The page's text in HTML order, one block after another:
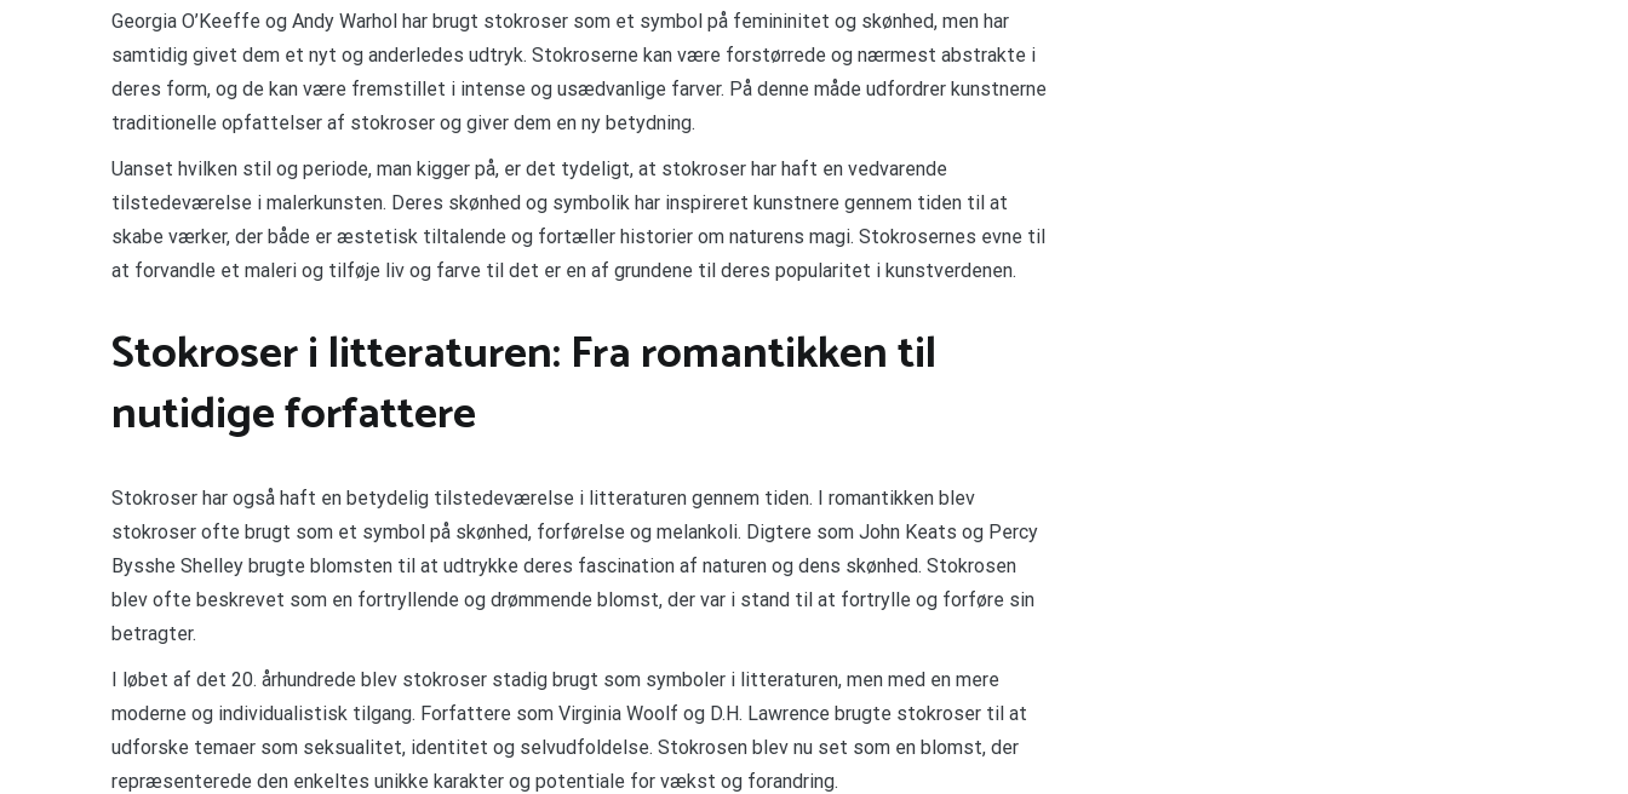
Georgia O’Keeffe og Andy Warhol har brugt stokroser som et symbol på femininitet og skønhed, men har
samtidig givet dem et nyt og anderledes udtryk. Stokroserne kan være forstørrede og nærmest abstrakte i
deres form, og de kan være fremstillet i intense og usædvanlige farver. På denne måde udfordrer kunstnerne
traditionelle opfattelser af stokroser og giver dem en ny betydning.
Uanset hvilken stil og periode, man kigger på, er det tydeligt, at stokroser har haft en vedvarende
tilstedeværelse i malerkunsten. Deres skønhed og symbolik har inspireret kunstnere gennem tiden til at
skabe værker, der både er æstetisk tiltalende og fortæller historier om naturens magi. Stokrosernes evne til
at forvandle et maleri og tilføje liv og farve til det er en af grundene til deres popularitet i kunstverdenen.
Stokroser i litteraturen: Fra romantikken til
nutidige forfattere
Stokroser har også haft en betydelig tilstedeværelse i litteraturen gennem tiden. I romantikken blev
stokroser ofte brugt som et symbol på skønhed, forførelse og melankoli. Digtere som John Keats og Percy
Bysshe Shelley brugte blomsten til at udtrykke deres fascination af naturen og dens skønhed. Stokrosen
blev ofte beskrevet som en fortryllende og drømmende blomst, der var i stand til at fortrylle og forføre sin
betragter.
I løbet af det 20. århundrede blev stokroser stadig brugt som symboler i litteraturen, men med en mere
moderne og individualistisk tilgang. Forfattere som Virginia Woolf og D.H. Lawrence brugte stokroser til at
udforske temaer som seksualitet, identitet og selvudfoldelse. Stokrosen blev nu set som en blomst, der
repræsenterede den enkeltes unikke karakter og potentiale for vækst og forandring.